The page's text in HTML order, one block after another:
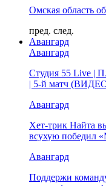
Омская область
пред. след.
Авангард
Авангард
Студия 55 Live |
| 5-й матч
Авангард
Хет-трик Найта
всухую победил
Авангард
Поддержи